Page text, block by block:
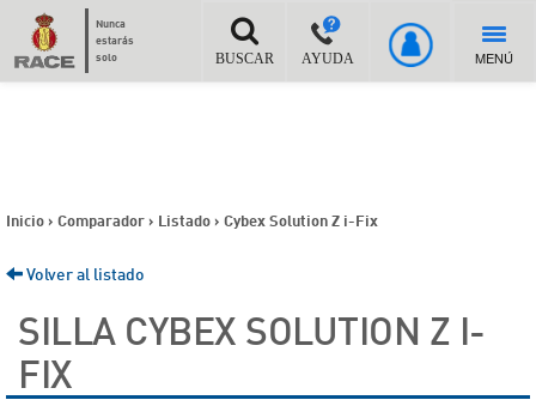
Nunca
estarás
solo
BUSCAR AYUDA MENÚ
Inicio > Comparador > Listado > Cybex Solution Z i-Fix
Volver al listado
SILLA CYBEX SOLUTION Z I-
FIX